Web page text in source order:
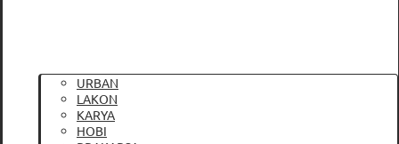
URBAN
LAKON
KARYA
HOBI